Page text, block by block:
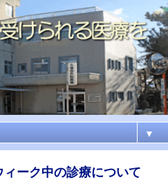
▼
ーク中の診療について